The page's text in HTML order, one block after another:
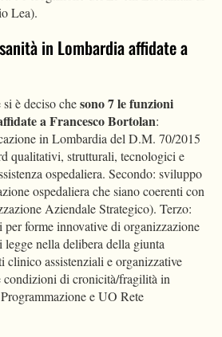
Lea).
in Lombardia affidate a
è deciso chesono 7 le funzioni
a Francesco Bortolan:
in Lombardia del D.M. 70/2015
qualitativi, strutturali, tecnologici e
ospedaliera. Secondo: sviluppo
ospedaliera che siano coerenti con
Aziendale Strategico). Terzo:
forme innovative di organizzazione
legge nella delibera della giunta
clinico assistenziali e organizzative
condizioni di cronicità/fragilità in
e UO Rete